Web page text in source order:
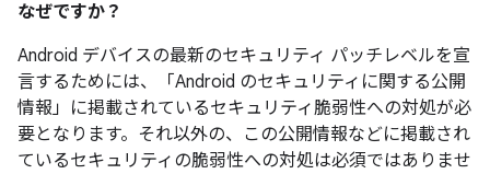
なぜですか？
Android デバイスの最新のセキュリティ パッチレベルを宣
言するためには、「Android のセキュリティに関する公開
情報」に掲載されているセキュリティ脆弱性への対処が必
要となります。それ以外の、この公開情報などに掲載され
ているセキュリティの脆弱性への対処は必須ではありませ